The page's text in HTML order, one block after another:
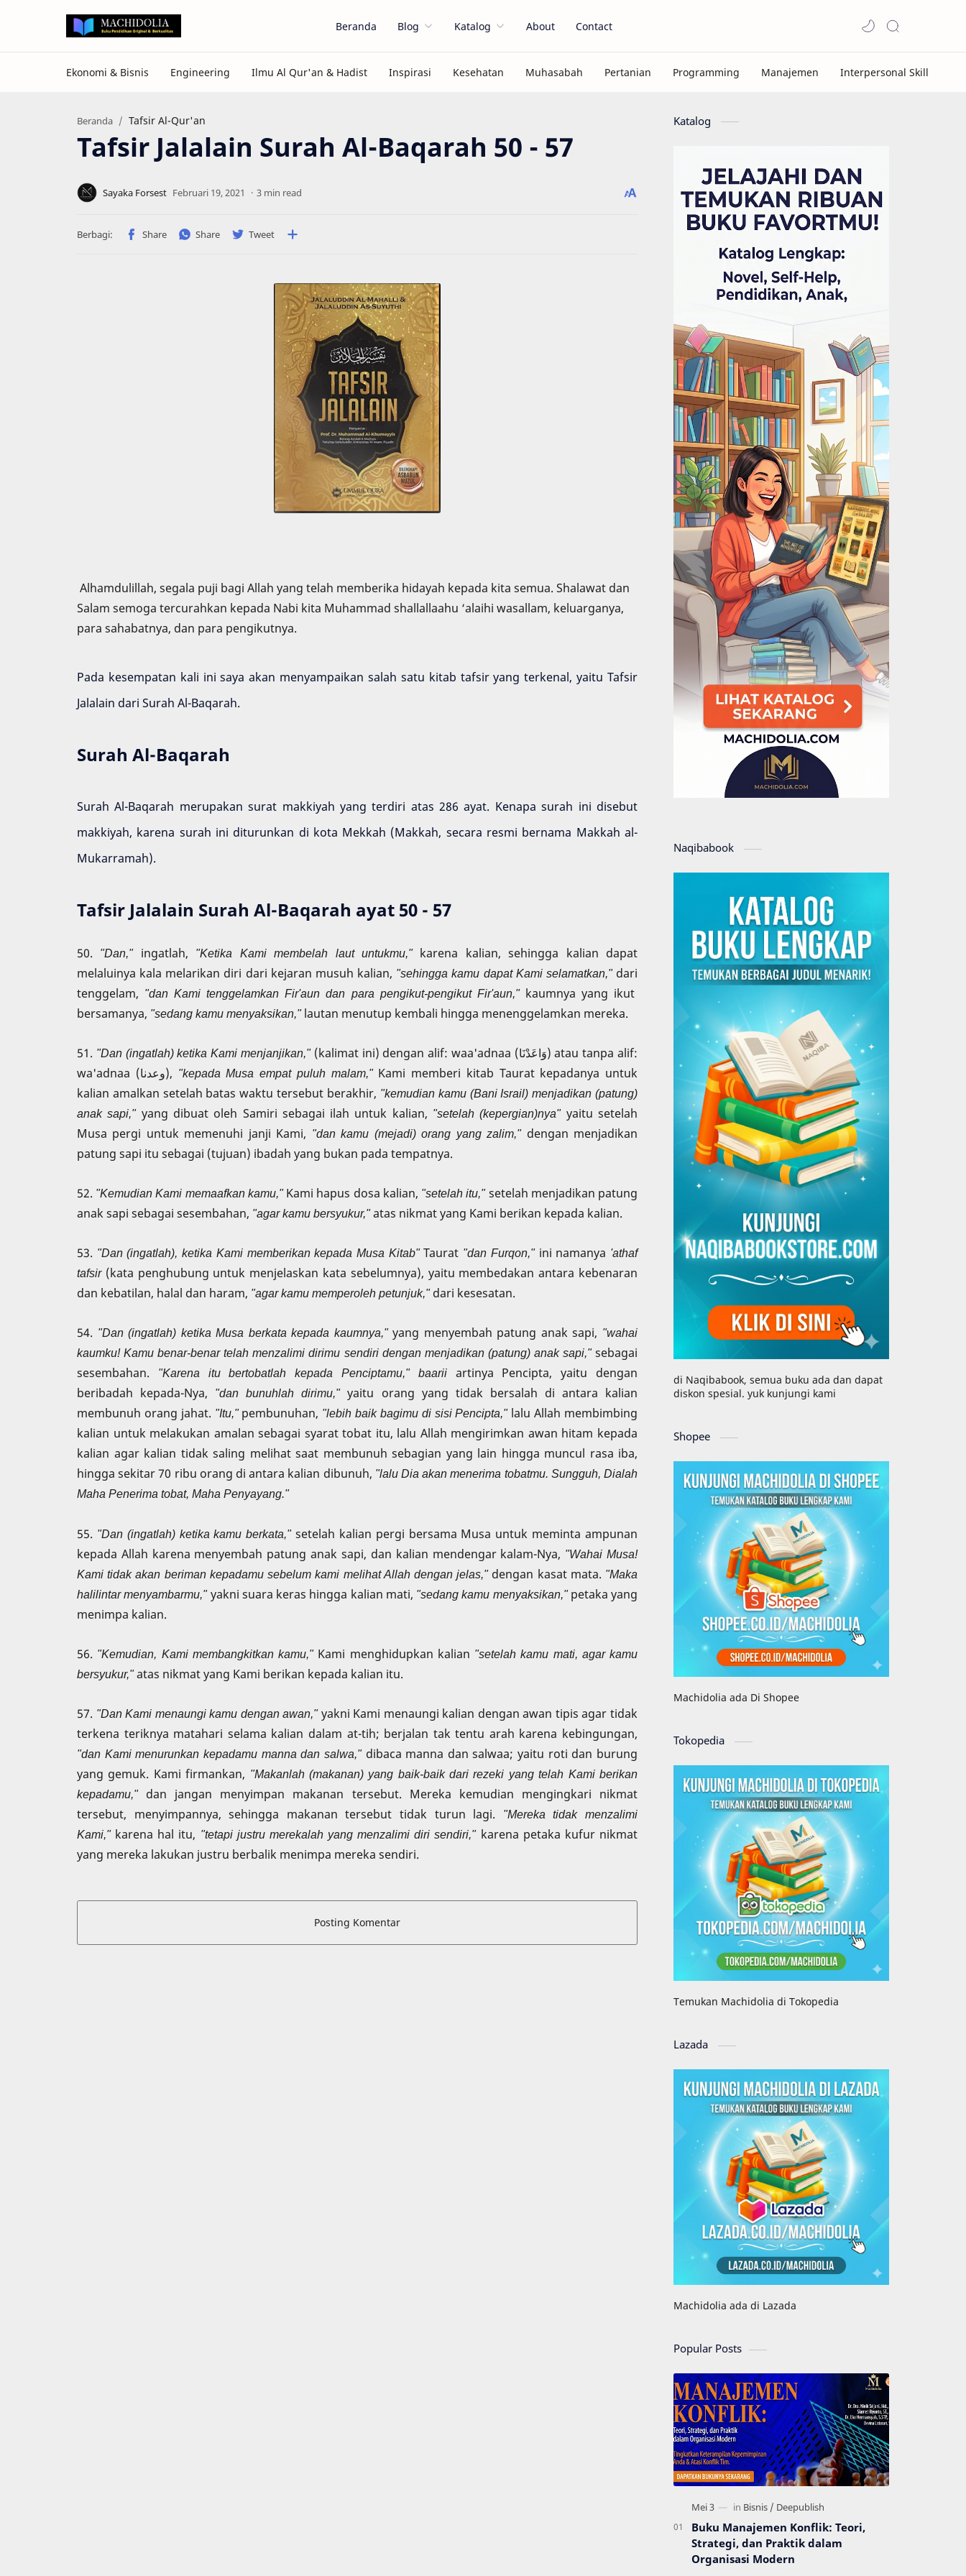
Beranda Blog Katalog About Contact
Beranda Tafsir Al-Qur'an
Tafsir Jalalain Surah Al-Baqarah 50 - 57
3 min read
Alhamdulillah, segala puji bagi Allah yang telah memberika hidayah kepada kita semua. Shalawat dan
Salam semoga tercurahkan kepada Nabi kita Muhammad shallallaahu ‘alaihi wasallam, keluarganya,
para sahabatnya, dan para pengikutnya.
Pada kesempatan kali ini saya akan menyampaikan salah satu kitab tafsir yang terkenal, yaitu Tafsir
Jalalain dari Surah Al-Baqarah.
Surah Al-Baqarah
Surah Al-Baqarah merupakan surat makkiyah yang terdiri atas 286 ayat. Kenapa surah ini disebut
makkiyah, karena surah ini diturunkan di kota Mekkah (Makkah, secara resmi bernama Makkah al-
Mukarramah).
Tafsir Jalalain Surah Al-Baqarah ayat 50 - 57
50. "Dan," ingatlah, "Ketika Kami membelah laut untukmu,"karena kalian, sehingga kalian dapat
melaluinya kala melarikan diri dari kejaran musuh kalian, "sehingga kamu dapat Kami selamatkan,"dari
tenggelam, "dan Kami tenggelamkan Fir'aun dan para pengikut-pengikut Fir'aun," kaumnya yang ikut
bersamanya, "sedang kamu menyaksikan,"lautan menutup kembali hingga menenggelamkan mereka.
51. "Dan (ingatlah) ketika Kami menjanjikan,"(kalimat ini) dengan alif: waa'adnaa (وَاعَدْنَا) atau tanpa alif:
wa'adnaa (وعدنا), "kepada Musa empat puluh malam,"Kami memberi kitab Taurat kepadanya untuk
kalian amalkan setelah batas waktu tersebut berakhir, "kemudian kamu (Bani Israil) menjadikan (patung)
anak sapi," yang dibuat oleh Samiri sebagai ilah untuk kalian, "setelah (kepergian)nya"yaitu setelah
Musa pergi untuk memenuhi janji Kami, "dan kamu (mejadi) orang yang zalim,"dengan menjadikan
patung sapi itu sebagai (tujuan) ibadah yang bukan pada tempatnya.
52. "Kemudian Kami memaafkan kamu,"Kami hapus dosa kalian, "setelah itu,"setelah menjadikan patung
anak sapi sebagai sesembahan, "agar kamu bersyukur,"atas nikmat yang Kami berikan kepada kalian.
53. "Dan (ingatlah), ketika Kami memberikan kepada Musa Kitab"Taurat "dan Furqon,"ini namanya 'athaf
tafsir (kata penghubung untuk menjelaskan kata sebelumnya), yaitu membedakan antara kebenaran
dan kebatilan, halal dan haram, "agar kamu memperoleh petunjuk,"dari kesesatan.
54. "Dan (ingatlah) ketika Musa berkata kepada kaumnya,"yang menyembah patung anak sapi, "wahai
kaumku! Kamu benar-benar telah menzalimi dirimu sendiri dengan menjadikan (patung) anak sapi,"sebagai
sesembahan. "Karena itu bertobatlah kepada Penciptamu," baariiartinya Pencipta, yaitu dengan
beribadah kepada-Nya, "dan bunuhlah dirimu,"yaitu orang yang tidak bersalah di antara kalian
membunuh orang jahat. "Itu,"pembunuhan, "lebih baik bagimu di sisi Pencipta,"lalu Allah membimbing
kalian untuk melakukan amalan sebagai syarat tobat itu, lalu Allah mengirimkan awan hitam kepada
kalian agar kalian tidak saling melihat saat membunuh sebagian yang lain hingga muncul rasa iba,
hingga sekitar 70 ribu orang di antara kalian dibunuh, "lalu Dia akan menerima tobatmu. Sungguh, Dialah
Maha Penerima tobat, Maha Penyayang."
55. "Dan (ingatlah) ketika kamu berkata,"setelah kalian pergi bersama Musa untuk meminta ampunan
kepada Allah karena menyembah patung anak sapi, dan kalian mendengar kalam-Nya, "Wahai Musa!
Kami tidak akan beriman kepadamu sebelum kami melihat Allah dengan jelas,"dengan kasat mata. "Maka
halilintar menyambarmu,"yakni suara keras hingga kalian mati, "sedang kamu menyaksikan,"petaka yang
menimpa kalian.
56. "Kemudian, Kami membangkitkan kamu,"Kami menghidupkan kalian "setelah kamu mati, agar kamu
bersyukur,"atas nikmat yang Kami berikan kepada kalian itu.
57. "Dan Kami menaungi kamu dengan awan,"yakni Kami menaungi kalian dengan awan tipis agar tidak
terkena teriknya matahari selama kalian dalam at-tih; berjalan tak tentu arah karena kebingungan,
"dan Kami menurunkan kepadamu manna dan salwa,"dibaca manna dan salwaa; yaitu roti dan burung
yang gemuk. Kami firmankan, "Makanlah (makanan) yang baik-baik dari rezeki yang telah Kami berikan
kepadamu,"dan jangan menyimpan makanan tersebut. Mereka kemudian mengingkari nikmat
tersebut, menyimpannya, sehingga makanan tersebut tidak turun lagi. "Mereka tidak menzalimi
Kami,"karena hal itu, "tetapi justru merekalah yang menzalimi diri sendiri,"karena petaka kufur nikmat
yang mereka lakukan justru berbalik menimpa mereka sendiri.
Posting Komentar
Katalog
Naqibabook
di Naqibabook, semua buku ada dan dapat
diskon spesial. yuk kunjungi kami
Shopee
Machidolia ada Di Shopee
Tokopedia
Temukan Machidolia di Tokopedia
Lazada
Machidolia ada di Lazada
Popular Posts
Buku Manajemen Konflik: Teori,
Strategi, dan Praktik dalam
Organisasi Modern